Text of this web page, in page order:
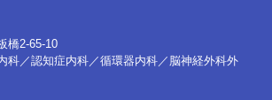
橋2-65-10
科／認知症内科／循環器内科／脳神経外科外